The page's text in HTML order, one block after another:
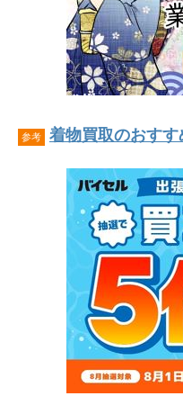
参考 着物買取のおす